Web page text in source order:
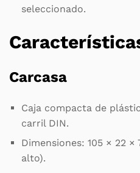
seleccionado.
Carcasa
Caja compacta de
carril DIN.
Dimensiones: 105 × 22
alto).